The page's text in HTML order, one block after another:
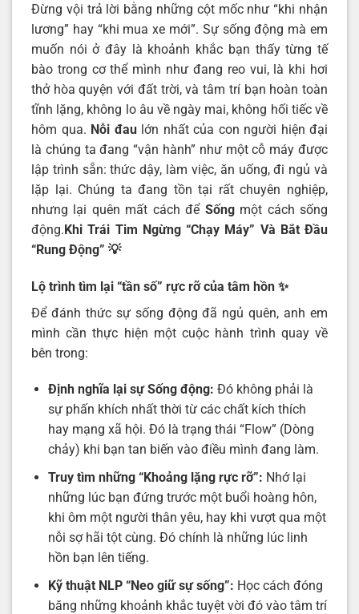
Đừng vội trả lời bằng những cột mốc như “khi nhận
lương” hay “khi mua xe mới”. Sự sống động mà em
muốn nói ở đây là khoảnh khắc bạn thấy từng tế
bào trong cơ thể mình như đang reo vui, là khi hơi
thở hòa quyện với đất trời, và tâm trí bạn hoàn toàn
tĩnh lặng, không lo âu về ngày mai, không hối tiếc về
hôm qua. Nỗi đaulớn nhất của con người hiện đại
là chúng ta đang “vận hành” như một cỗ máy được
lập trình sẵn: thức dậy, làm việc, ăn uống, đi ngủ và
lặp lại. Chúng ta đang tồn tại rất chuyên nghiệp,
nhưng lại quên mất cách để Sốngmột cách sống
động.Khi Trái Tim Ngừng “Chạy Máy” Và Bắt Đầu
“Rung Động” 💡
Lộ trình tìm lại “tần số” rực rỡ của tâm hồn ✨
Để đánh thức sự sống động đã ngủ quên, anh em
mình cần thực hiện một cuộc hành trình quay về
bên trong:
Định nghĩa lại sự Sống động: Đó không phải là
sự phấn khích nhất thời từ các chất kích thích
hay mạng xã hội. Đó là trạng thái “Flow” (Dòng
chảy) khi bạn tan biến vào điều mình đang làm.
Truy tìm những “Khoảng lặng rực rỡ”: Nhớ lại
những lúc bạn đứng trước một buổi hoàng hôn,
khi ôm một người thân yêu, hay khi vượt qua một
nỗi sợ hãi tột cùng. Đó chính là những lúc linh
hồn bạn lên tiếng.
Kỹ thuật NLP “Neo giữ sự sống”: Học cách đóng
băng những khoảnh khắc tuyệt vời đó vào tâm trí